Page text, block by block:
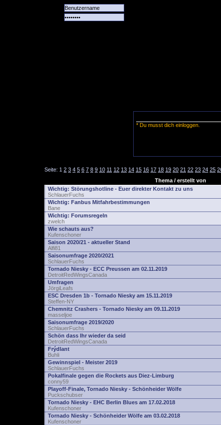
* Du musst dich einloggen.
Seite: 1 2 3 4 5 6 7 8 9 10 11 12 13 14 15 16 17 18 19 20 21 22 23 24 25
Thema / erstellt von
Wichtig: Störungshotline - Euer direkter Kontakt zu uns
SchlauerFuchs
Wichtig: Fanbus Mitfahrbestimmungen
Bane
Wichtig: Forumsregeln
zwelch
Wie schauts aus?
Kufenschoner
Saison 2020/21 - aktueller Stand
Alfi81
Saisonumfrage 2020/2021
SchlauerFuchs
Tornado Niesky - ECC Preussen am 02.11.2019
DetroitRedWingsCanada
Umfragen
JörgiLeafs
ESC Dresden 1b - Tornado Niesky am 15.11.2019
Steffen-NY
Chemnitz Crashers - Tornado Niesky am 09.11.2019
masseljoe
Saisonumfrage 2019/2020
SchlauerFuchs
Schön dass Ihr wieder da seid
DetroitRedWingsCanada
Frýdlant
Buhli
Gewinnspiel - Meister 2019
SchlauerFuchs
Pokalfinale gegen die Rockets aus Diez-Limburg
conny59
Playoff-Finale, Tornado Niesky - Schönheider Wölfe
Puckschubser
Tornado Niesky - EHC Berlin Blues am 17.02.2018
Kufenschoner
Tornado Niesky - Schönheider Wölfe am 03.02.2018
Kufenschoner